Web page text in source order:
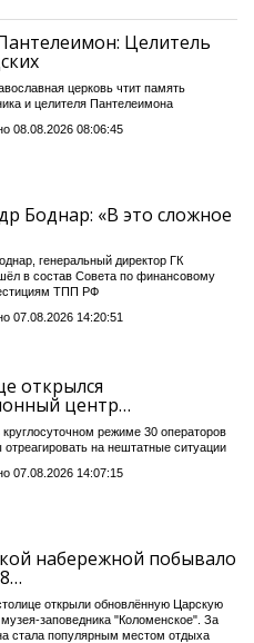
Целитель
церковь чтит память
и целителя Пантелеимона
08.08.2026 08:06:45
Боднар: «В это сложное
генеральный директор ГК
в состав Совета по финансовому
ТПП РФ
07.08.2026 14:20:51
открылся
центр…
режиме 30 операторов
отреагировать на нештатные ситуации
07.08.2026 14:07:15
набережной побывало
открыли обновлённую Царскую
заповедника "Коломенское". За
стала популярным местом отдыха